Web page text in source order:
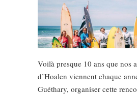
Voilà presque 10 ans que nos
d’Hoalen viennent chaque
Guéthary, organiser cette